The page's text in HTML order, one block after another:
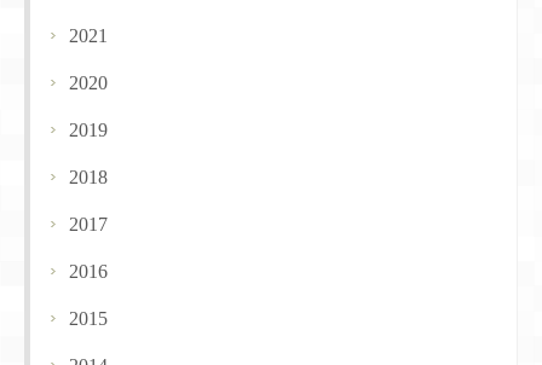
2021
2020
2019
2018
2017
2016
2015